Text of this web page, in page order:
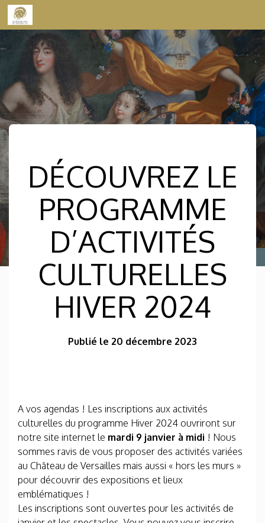
Skip to content
DÉCOUVREZ LE
PROGRAMME
D’ACTIVITÉS
CULTURELLES
HIVER 2024
Publié le 20 décembre 2023
A vos agendas ! Les inscriptions aux activités
culturelles du programme Hiver 2024 ouvriront sur
notre site internet le mardi 9 janvier à midi ! Nous
sommes ravis de vous proposer des activités variées
au Château de Versailles mais aussi « hors les murs »
pour découvrir des expositions et lieux
emblématiques !
Les inscriptions sont ouvertes pour les activités de